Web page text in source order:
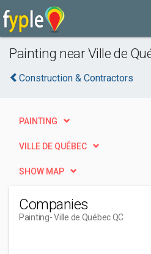
Painting near Ville de
Construction & Contractors
PAINTING
VILLE DE QUÉBEC
SHOW MAP
Companies
Painting- Ville de Québec QC